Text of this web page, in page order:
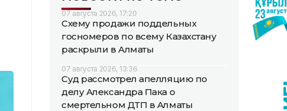
07 августа 2026, 17:20
Схему продажи поддельных
госномеров по всему Казахстану
раскрыли в Алматы
07 августа 2026, 13:36
Суд рассмотрел апелляцию по
делу Александра Пака о
смертельном ДТП в Алматы